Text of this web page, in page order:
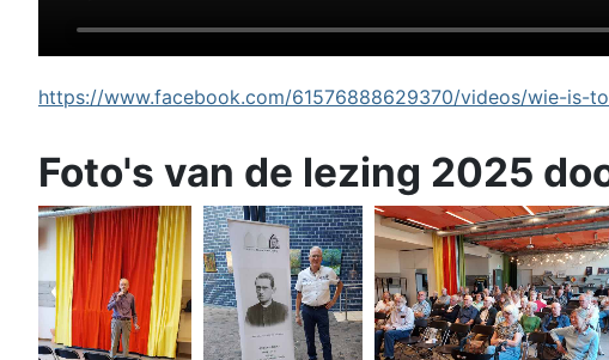
https://www.facebook.com/61576888629370/videos/wie-is-
Foto's van de lezing 2025